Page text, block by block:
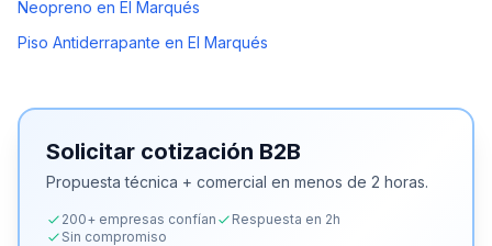
Neopreno en El Marqués
Piso Antiderrapante en El Marqués
Solicitar cotización B2B
Propuesta técnica + comercial en menos de 2 horas.
200+ empresas confían
Respuesta en 2h
Sin compromiso